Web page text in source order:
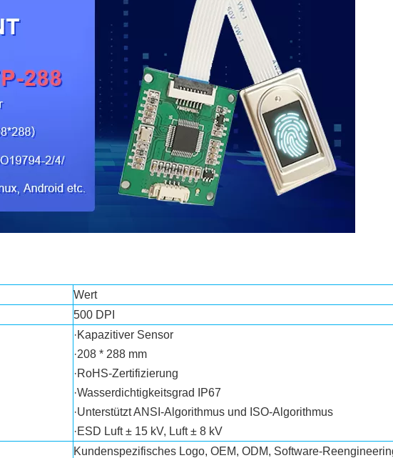
Wert
500 DPI
·Kapazitiver Sensor
·208 * 288 mm
·RoHS-Zertifizierung
·Wasserdichtigkeitsgrad IP67
·Unterstützt ANSI-Algorithmus und ISO-Algorithmus
·ESD Luft ± 15 kV, Luft ± 8 kV
Kundenspezifisches Logo, OEM, ODM, Software-